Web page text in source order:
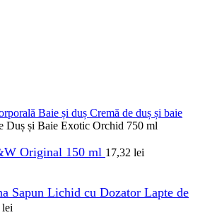
Baie și duș Cremă de duș și baie
Duș și Baie Exotic Orchid 750 ml
Original 150 ml 17,32 lei
Sapun Lichid cu Dozator Lapte de
lei